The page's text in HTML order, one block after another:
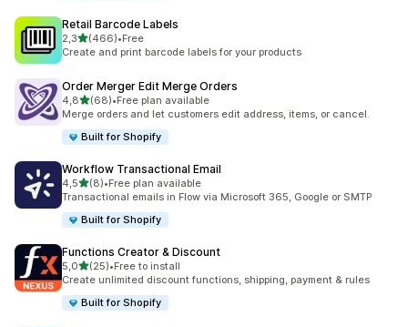
Retail Barcode Labels
2,3na 5 gwiazdek
(466)
Łączna liczba recenzji: 466
•Free
Create and print barcode labels for your products
Order Merger Edit Merge Orders
4,8na 5 gwiazdek
(68)
Łączna liczba recenzji: 68
•Free plan available
Merge orders and let customers edit address, items, or cancel.
Built for Shopify
Workflow Transactional Email
4,5na 5 gwiazdek
(8)
Łączna liczba recenzji: 8
•Free plan available
Transactional emails in Flow via Microsoft 365, Google or SMTP
Built for Shopify
Functions Creator & Discount
5,0na 5 gwiazdek
(25)
Łączna liczba recenzji: 25
•Free to install
Create unlimited discount functions, shipping, payment & rules
Built for Shopify